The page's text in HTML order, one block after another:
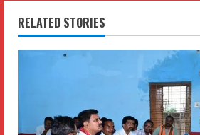
n
u
RELATED STORIES